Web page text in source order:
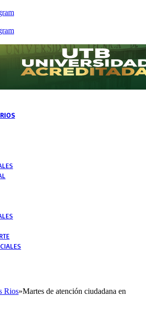
Rios»Martes de atención ciudadana en